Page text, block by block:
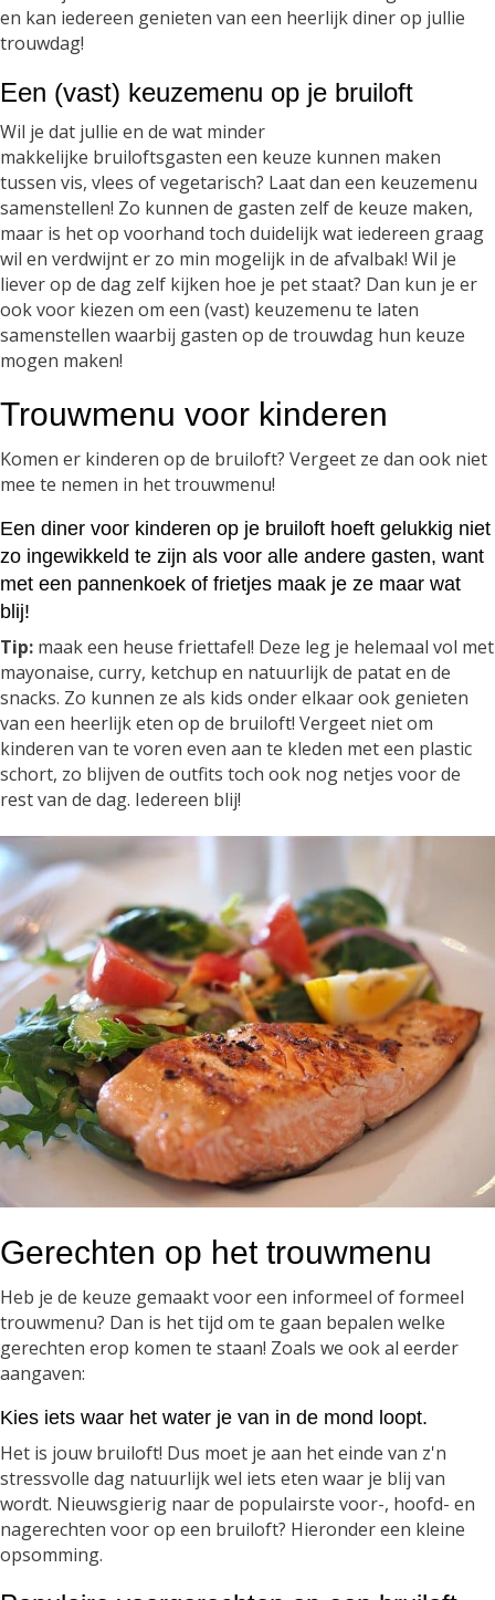
en kan iedereen genieten van een heerlijk diner op jullie
trouwdag!
Een (vast) keuzemenu op je bruiloft
Wil je dat jullie en de wat minder
makkelijke bruiloftsgasten een keuze kunnen maken
tussen vis, vlees of vegetarisch? Laat dan een keuzemenu
samenstellen! Zo kunnen de gasten zelf de keuze maken,
maar is het op voorhand toch duidelijk wat iedereen graag
wil en verdwijnt er zo min mogelijk in de afvalbak! Wil je
liever op de dag zelf kijken hoe je pet staat? Dan kun je er
ook voor kiezen om een (vast) keuzemenu te laten
samenstellen waarbij gasten op de trouwdag hun keuze
mogen maken!
Trouwmenu voor kinderen
Komen er kinderen op de bruiloft? Vergeet ze dan ook niet
mee te nemen in het trouwmenu!
Een diner voor kinderen op je bruiloft hoeft gelukkig niet
zo ingewikkeld te zijn als voor alle andere gasten, want
met een pannenkoek of frietjes maak je ze maar wat
blij!
Tip: maak een heuse friettafel! Deze leg je helemaal vol met
mayonaise, curry, ketchup en natuurlijk de patat en de
snacks. Zo kunnen ze als kids onder elkaar ook genieten
van een heerlijk eten op de bruiloft! Vergeet niet om
kinderen van te voren even aan te kleden met een plastic
schort, zo blijven de outfits toch ook nog netjes voor de
rest van de dag. Iedereen blij!
Gerechten op het trouwmenu
Heb je de keuze gemaakt voor een informeel of formeel
trouwmenu? Dan is het tijd om te gaan bepalen welke
gerechten erop komen te staan! Zoals we ook al eerder
aangaven:
Kies iets waar het water je van in de mond loopt.
Het is jouw bruiloft! Dus moet je aan het einde van z'n
stressvolle dag natuurlijk wel iets eten waar je blij van
wordt. Nieuwsgierig naar de populairste voor-, hoofd- en
nagerechten voor op een bruiloft? Hieronder een kleine
opsomming.